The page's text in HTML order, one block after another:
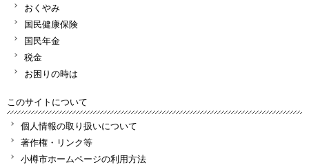
おくやみ
国民健康保険
国民年金
税金
お困りの時は
このサイトについて
個人情報の取り扱いについて
著作権・リンク等
小樽市ホームページの利用方法